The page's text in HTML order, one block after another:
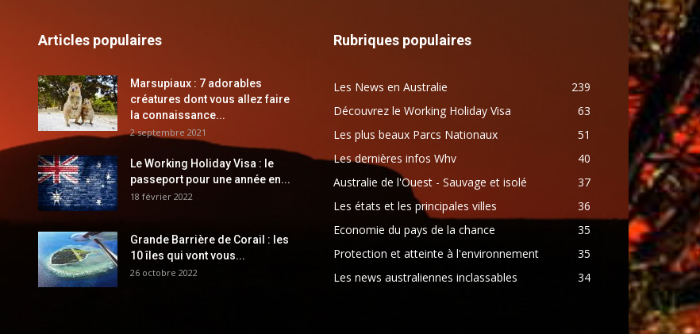
Articles populaires
Marsupiaux : 7 adorables
créatures dont vous allez faire
la connaissance...
2 septembre 2021
Le Working Holiday Visa : le
passeport pour une année en...
18 février 2022
Grande Barrière de Corail : les
10 îles qui vont vous...
26 octobre 2022
Rubriques populaires
Les News en Australie
239
Découvrez le Working Holiday Visa
63
Les plus beaux Parcs Nationaux
51
Les dernières infos Whv
40
Australie de l'Ouest - Sauvage et isolé
37
Les états et les principales villes
36
Economie du pays de la chance
35
Protection et atteinte à l'environnement
35
Les news australiennes inclassables
34